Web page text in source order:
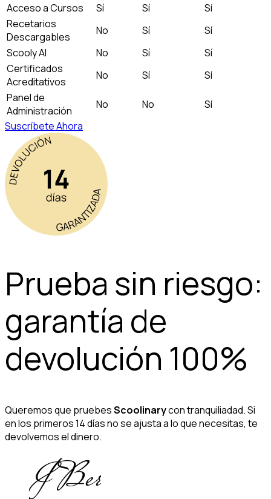
Acceso a Cursos
Sí Sí
Sí
Recetarios
Descargables
No Sí
Sí
Scooly AI
No Sí
Sí
Certificados
Acreditativos
No Sí
Sí
Panel de
Administración
No No
Sí
Suscríbete Ahora
Prueba sin riesgo:
garantía de
devolución 100%
Queremos que pruebesScoolinarycon tranquiliadad. Si
en los primeros 14 días no se ajusta a lo que necesitas, te
devolvemos el dinero.